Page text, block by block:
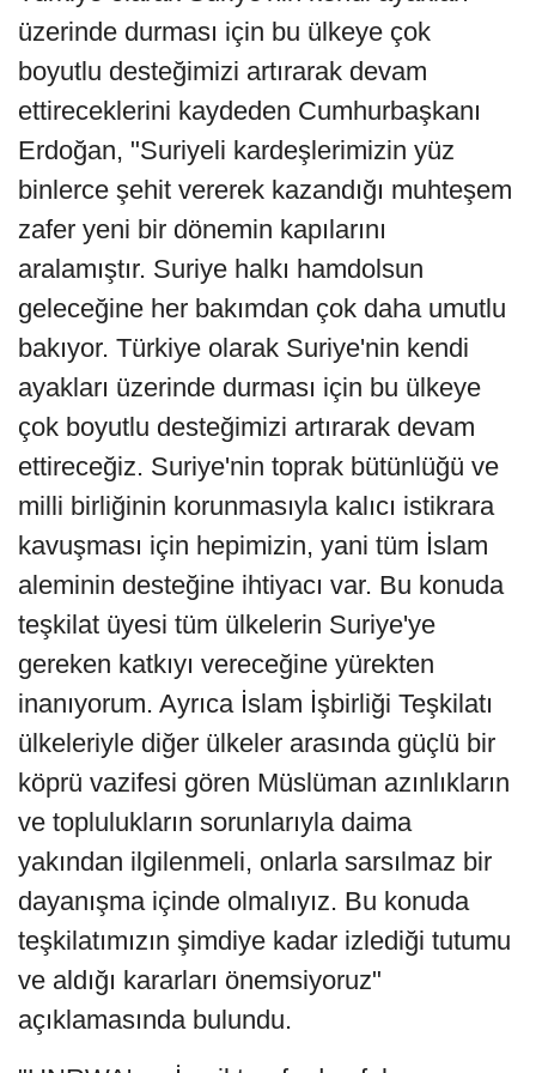
üzerinde durması için bu ülkeye çok
boyutlu desteğimizi artırarak devam
ettireceklerini kaydeden Cumhurbaşkanı
Erdoğan, "Suriyeli kardeşlerimizin yüz
binlerce şehit vererek kazandığı muhteşem
zafer yeni bir dönemin kapılarını
aralamıştır. Suriye halkı hamdolsun
geleceğine her bakımdan çok daha umutlu
bakıyor. Türkiye olarak Suriye'nin kendi
ayakları üzerinde durması için bu ülkeye
çok boyutlu desteğimizi artırarak devam
ettireceğiz. Suriye'nin toprak bütünlüğü ve
milli birliğinin korunmasıyla kalıcı istikrara
kavuşması için hepimizin, yani tüm İslam
aleminin desteğine ihtiyacı var. Bu konuda
teşkilat üyesi tüm ülkelerin Suriye'ye
gereken katkıyı vereceğine yürekten
inanıyorum. Ayrıca İslam İşbirliği Teşkilatı
ülkeleriyle diğer ülkeler arasında güçlü bir
köprü vazifesi gören Müslüman azınlıkların
ve toplulukların sorunlarıyla daima
yakından ilgilenmeli, onlarla sarsılmaz bir
dayanışma içinde olmalıyız. Bu konuda
teşkilatımızın şimdiye kadar izlediği tutumu
ve aldığı kararları önemsiyoruz"
açıklamasında bulundu.